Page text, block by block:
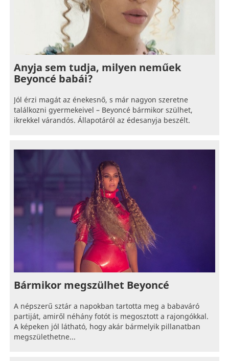
Anyja sem tudja, milyen neműek
Beyoncé babái?
Jól érzi magát az énekesnő, s már nagyon szeretne
találkozni gyermekeivel – Beyoncé bármikor szülhet,
ikrekkel várandós. Állapotáról az édesanyja beszélt.
Bármikor megszülhet Beyoncé
A népszerű sztár a napokban tartotta meg a babaváró
partiját, amiről néhány fotót is megosztott a rajongókkal.
A képeken jól látható, hogy akár bármelyik pillanatban
megszülethetne...